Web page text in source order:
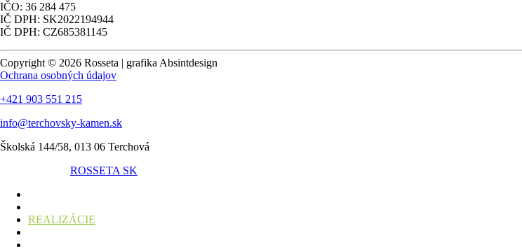
IČO: 36 284 475
IČ DPH: SK2022194944
IČ DPH: CZ685381145
Copyright © 2026 Rosseta | grafika Absintdesign
Ochrana osobných údajov
+421 903 551 215
info@terchovsky-kamen.sk
Školská 144/58, 013 06 Terchová
ROSSETA SK
REALIZÁCIE